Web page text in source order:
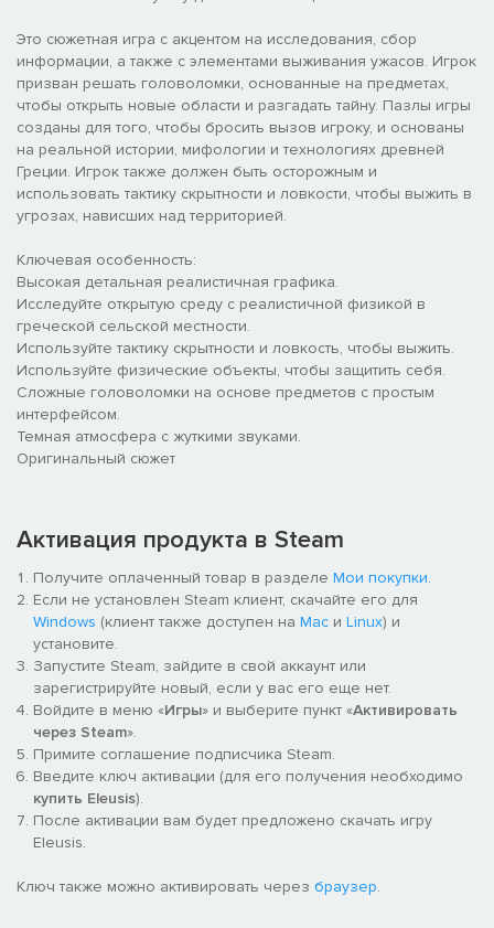
Это сюжетная игра с акцентом на исследования, сбор
информации, а также с элементами выживания ужасов. Игрок
призван решать головоломки, основанные на предметах,
чтобы открыть новые области и разгадать тайну. Пазлы игры
созданы для того, чтобы бросить вызов игроку, и основаны
на реальной истории, мифологии и технологиях древней
Греции. Игрок также должен быть осторожным и
использовать тактику скрытности и ловкости, чтобы выжить в
угрозах, нависших над территорией.
Ключевая особенность:
Высокая детальная реалистичная графика.
Исследуйте открытую среду с реалистичной физикой в ​​
греческой сельской местности.
Используйте тактику скрытности и ловкость, чтобы выжить.
Используйте физические объекты, чтобы защитить себя.
Сложные головоломки на основе предметов с простым
интерфейсом.
Темная атмосфера с жуткими звуками.
Оригинальный сюжет
Активация продукта в Steam
Получите оплаченный товар в разделе Мои покупки.
Если не установлен Steam клиент, скачайте его для
Windows (клиент также доступен на Mac и Linux) и
установите.
Запустите Steam, зайдите в свой аккаунт или
зарегистрируйте новый, если у вас его еще нет.
Войдите в меню «Игры» и выберите пункт «Активировать
через Steam».
Примите соглашение подписчика Steam.
Введите ключ активации (для его получения необходимо
купить Eleusis).
После активации вам будет предложено скачать игру
Eleusis.
Ключ также можно активировать через браузер.